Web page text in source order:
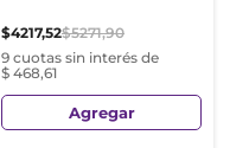
$4217,52$5271,90
9 cuotas sin interés de
$ 468,61
Agregar